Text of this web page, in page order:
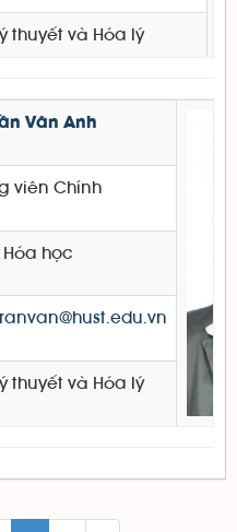
thuyết và Hóa lý
Vân Anh
viên Chính
Hóa học
thuyết và Hóa lý